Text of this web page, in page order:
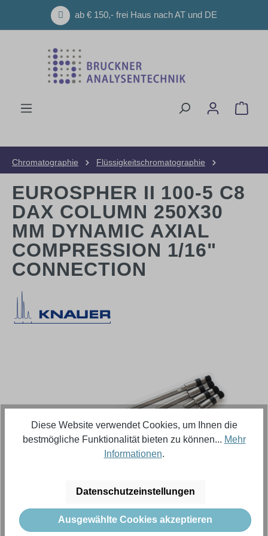
Zum Hauptinhalt springenab € 150,- frei Haus nach AT und DE
Chromatographie
Flüssigkeitschromatographie
EUROSPHER II 100-5 C8
DAX COLUMN 250X30
MM DYNAMIC AXIAL
COMPRESSION 1/16"
CONNECTION
Regulärer Preis:
12.498,18 €
Inhalt:1 Stück (Menge)
Diese Website verwendet Cookies, um Ihnen die
bestmögliche Funktionalität bieten zu können... Mehr
Informationen.
Datenschutzeinstellungen
Ausgewählte Cookies akzeptieren